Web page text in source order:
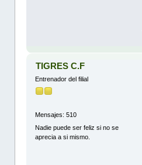
TIGRES C.F
Entrenador del filial
Mensajes: 510
Nadie puede ser feliz si no se
aprecia a si mismo.